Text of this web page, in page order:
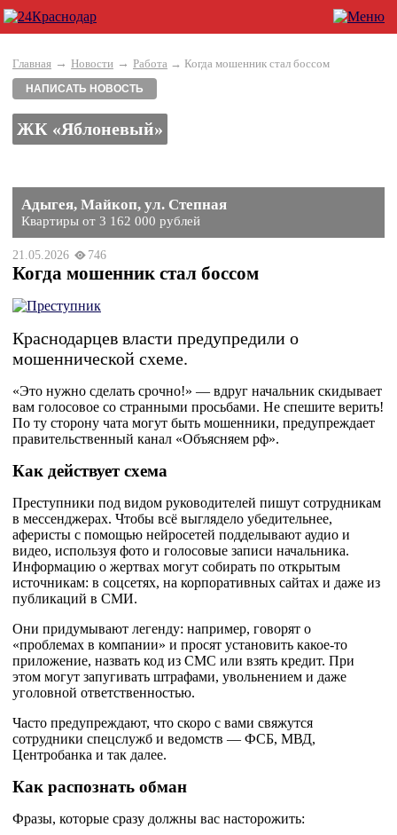
Главная → Новости → Работа → Когда мошенник стал боссом
НАПИСАТЬ НОВОСТЬ
ЖК «Яблоневый»
Адыгея, Майкоп, ул. Степная
Квартиры от 3 162 000 рублей
21.05.2026 746
Когда мошенник стал боссом
Краснодарцев власти предупредили о
мошеннической схеме.
«Это нужно сделать срочно!» — вдруг начальник скидывает
вам голосовое со странными просьбами. Не спешите верить!
По ту сторону чата могут быть мошенники, предупреждает
правительственный канал «Объясняем рф».
Как действует схема
Преступники под видом руководителей пишут сотрудникам
в мессенджерах. Чтобы всё выглядело убедительнее,
аферисты с помощью нейросетей подделывают аудио и
видео, используя фото и голосовые записи начальника.
Информацию о жертвах могут собирать по открытым
источникам: в соцсетях, на корпоративных сайтах и даже из
публикаций в СМИ.
Они придумывают легенду: например, говорят о
«проблемах в компании» и просят установить какое-то
приложение, назвать код из СМС или взять кредит. При
этом могут запугивать штрафами, увольнением и даже
уголовной ответственностью.
Часто предупреждают, что скоро с вами свяжутся
сотрудники спецслужб и ведомств — ФСБ, МВД,
Центробанка и так далее.
Как распознать обман
Фразы, которые сразу должны вас насторожить: